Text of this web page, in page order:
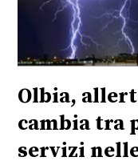
Olbia,
cambia tra
servizi